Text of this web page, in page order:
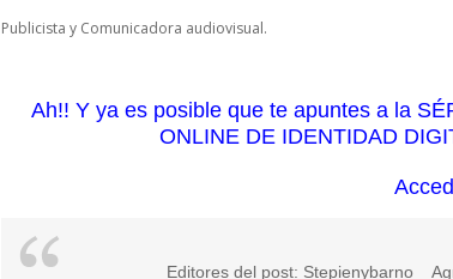
Publicista y Comunicadora audiovisual.
Ah!! Y ya es posible que te apuntes a la
ONLINE DE IDENTIDAD
Editores del post: Stepienybarno_